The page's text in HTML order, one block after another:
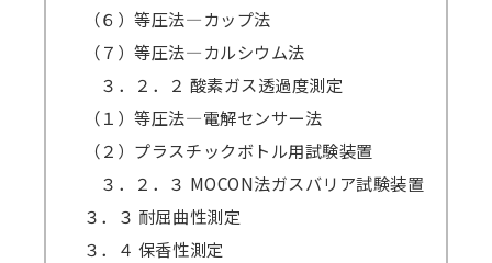
（６）等圧法―カップ法
（７）等圧法―カルシウム法
３．２．２ 酸素ガス透過度測定
（１）等圧法―電解センサー法
（２）プラスチックボトル用試験装置
３．２．３ MOCON法ガスバリア試験装置
３．３ 耐屈曲性測定
３．４ 保香性測定